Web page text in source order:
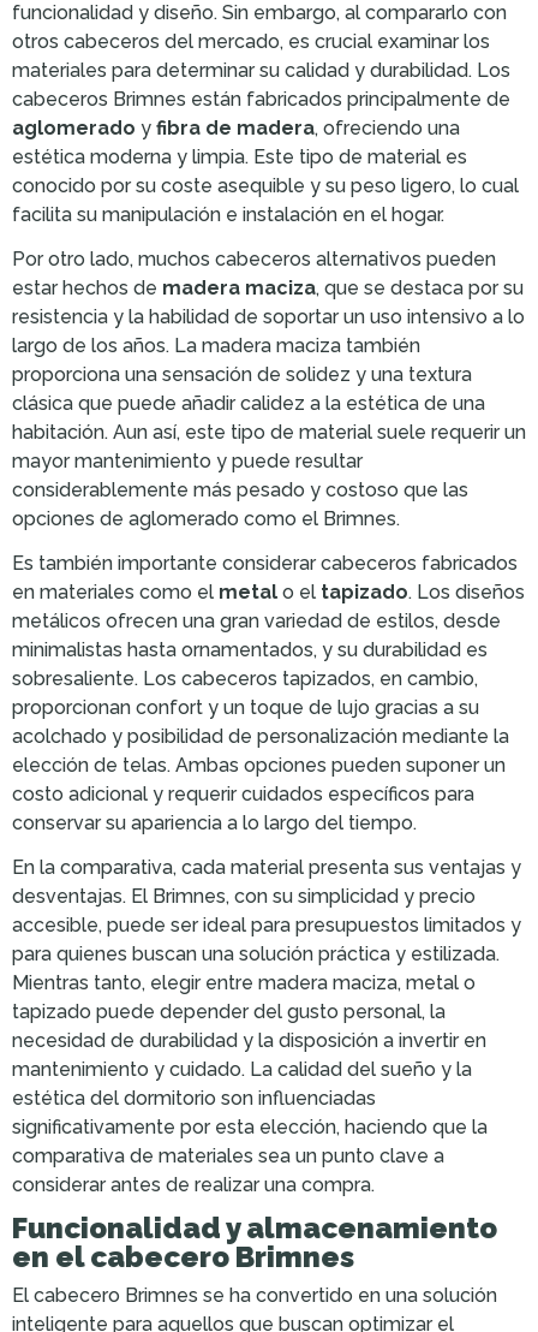
funcionalidad y diseño. Sin embargo, al compararlo con
otros cabeceros del mercado, es crucial examinar los
materiales para determinar su calidad y durabilidad. Los
cabeceros Brimnes están fabricados principalmente de
aglomerado y fibra de madera, ofreciendo una
estética moderna y limpia. Este tipo de material es
conocido por su coste asequible y su peso ligero, lo cual
facilita su manipulación e instalación en el hogar.
Por otro lado, muchos cabeceros alternativos pueden
estar hechos de madera maciza, que se destaca por su
resistencia y la habilidad de soportar un uso intensivo a lo
largo de los años. La madera maciza también
proporciona una sensación de solidez y una textura
clásica que puede añadir calidez a la estética de una
habitación. Aun así, este tipo de material suele requerir un
mayor mantenimiento y puede resultar
considerablemente más pesado y costoso que las
opciones de aglomerado como el Brimnes.
Es también importante considerar cabeceros fabricados
en materiales como el metal o el tapizado. Los diseños
metálicos ofrecen una gran variedad de estilos, desde
minimalistas hasta ornamentados, y su durabilidad es
sobresaliente. Los cabeceros tapizados, en cambio,
proporcionan confort y un toque de lujo gracias a su
acolchado y posibilidad de personalización mediante la
elección de telas. Ambas opciones pueden suponer un
costo adicional y requerir cuidados específicos para
conservar su apariencia a lo largo del tiempo.
En la comparativa, cada material presenta sus ventajas y
desventajas. El Brimnes, con su simplicidad y precio
accesible, puede ser ideal para presupuestos limitados y
para quienes buscan una solución práctica y estilizada.
Mientras tanto, elegir entre madera maciza, metal o
tapizado puede depender del gusto personal, la
necesidad de durabilidad y la disposición a invertir en
mantenimiento y cuidado. La calidad del sueño y la
estética del dormitorio son influenciadas
significativamente por esta elección, haciendo que la
comparativa de materiales sea un punto clave a
considerar antes de realizar una compra.
Funcionalidad y almacenamiento
en el cabecero Brimnes
El cabecero Brimnes se ha convertido en una solución
inteligente para aquellos que buscan optimizar el